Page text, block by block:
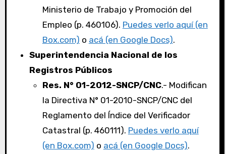
Ministerio de Trabajo y Promoción del
Empleo (p. 460106). Puedes verlo aquí (en
Box.com) o acá (en Google Docs).
Superintendencia Nacional de los
Registros Públicos
Res. N° 01-2012-SNCP/CNC.- Modifican
la Directiva N° 01-2010-SNCP/CNC del
Reglamento del Índice del Verificador
Catastral (p. 460111). Puedes verlo aquí
(en Box.com) o acá (en Google Docs).